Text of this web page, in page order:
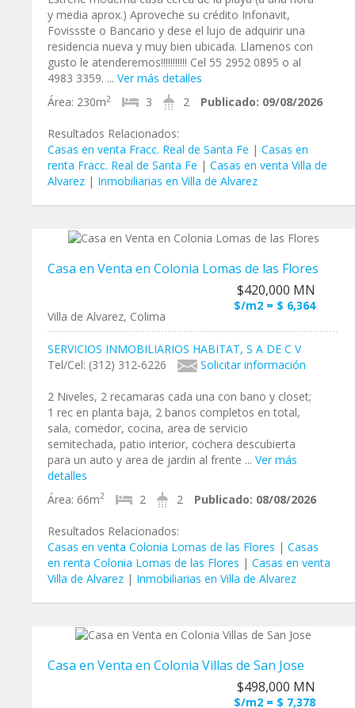
y media aprox.) Aproveche su crédito Infonavit,
Fovissste o Bancario y dese el lujo de adquirir una
residencia nueva y muy bien ubicada. Llamenos con
gusto le atenderemos!!!!!!!!!!! Cel 55 2952 0895 o al
4983 3359. ... Ver más detalles
Área: 230m2 3 2 Publicado: 09/08/2026
Resultados Relacionados:
Casas en venta Fracc. Real de Santa Fe | Casas en
renta Fracc. Real de Santa Fe | Casas en venta Villa de
Alvarez | Inmobiliarias en Villa de Alvarez
Casa en Venta en Colonia Lomas de las Flores
$420,000 MN
$/m2 = $ 6,364
Villa de Alvarez, Colima
SERVICIOS INMOBILIARIOS HABITAT, S A DE C V
Tel/Cel: (312) 312-6226
Solicitar información
2 Niveles, 2 recamaras cada una con bano y closet;
1 rec en planta baja, 2 banos completos en total,
sala, comedor, cocina, area de servicio
semitechada, patio interior, cochera descubierta
para un auto y area de jardin al frente ... Ver más
detalles
Área: 66m2 2 2 Publicado: 08/08/2026
Resultados Relacionados:
Casas en venta Colonia Lomas de las Flores | Casas
en renta Colonia Lomas de las Flores | Casas en venta
Villa de Alvarez | Inmobiliarias en Villa de Alvarez
Casa en Venta en Colonia Villas de San Jose
$498,000 MN
$/m2 = $ 7,378